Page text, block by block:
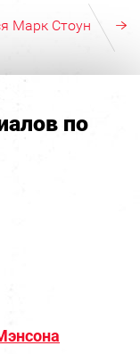
Марк Стоун
по